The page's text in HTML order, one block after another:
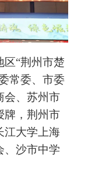
“荆州市楚
常委、市委
会、苏州市
牌，荆州市
江大学上海
、沙市中学